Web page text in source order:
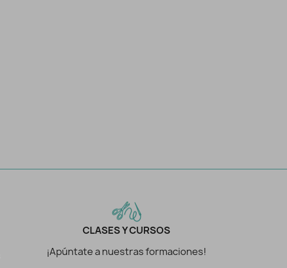
CLASES Y CURSOS
¡Apúntate a nuestras formaciones!